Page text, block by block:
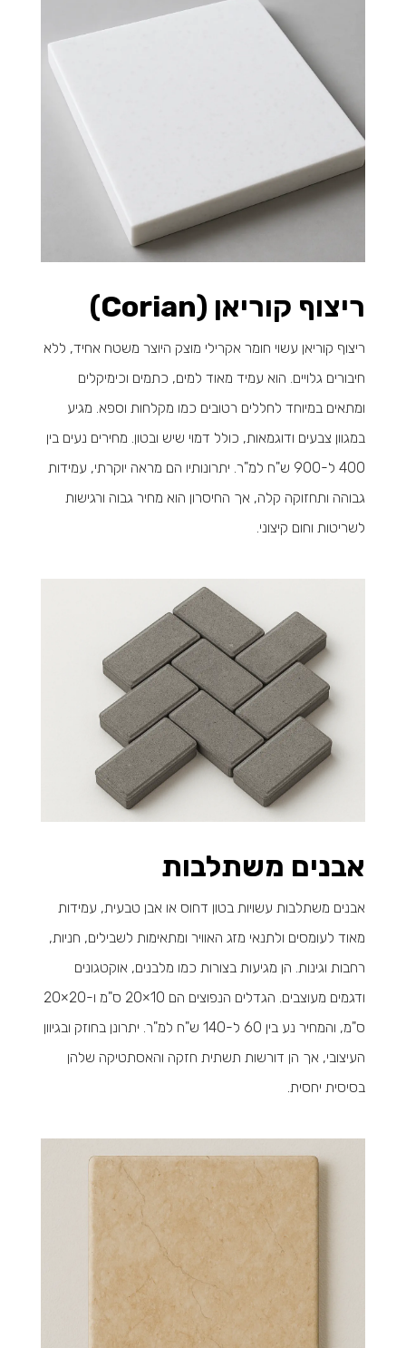
ריצוף קוריאן (Corian)
ריצוף קוריאן עשוי חומר אקרילי מוצק היוצר משטח אחיד, ללא
חיבורים גלויים. הוא עמיד מאוד למים, כתמים וכימיקלים
ומתאים במיוחד לחללים רטובים כמו מקלחות וספא. מגיע
במגוון צבעים ודוגמאות, כולל דמוי שיש ובטון. מחירים נעים בין
400 ל-900 ש"ח למ"ר. יתרונותיו הם מראה יוקרתי, עמידות
גבוהה ותחזוקה קלה, אך החיסרון הוא מחיר גבוה ורגישות
לשריטות וחום קיצוני.
אבנים משתלבות
אבנים משתלבות עשויות בטון דחוס או אבן טבעית, עמידות
מאוד לעומסים ולתנאי מזג האוויר ומתאימות לשבילים, חניות,
רחבות וגינות. הן מגיעות בצורות כמו מלבנים, אוקטגונים
ודגמים מעוצבים. הגדלים הנפוצים הם 10×20 ס"מ ו-20×20
ס"מ, והמחיר נע בין 60 ל-140 ש"ח למ"ר. יתרונן בחוזק ובגיוון
העיצובי, אך הן דורשות תשתית חזקה והאסתטיקה שלהן
בסיסית יחסית.